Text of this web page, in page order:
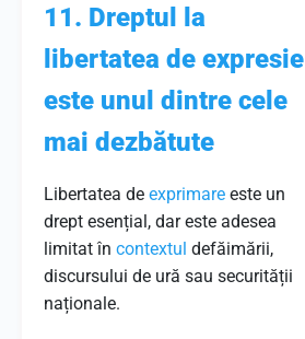
11. Dreptul la
libertatea de expresie
este unul dintre cele
mai dezbătute
Libertatea de exprimare este un
drept esențial, dar este adesea
limitat în contextul defăimării,
discursului de ură sau securității
naționale.